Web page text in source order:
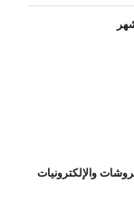
والإلكترونيات